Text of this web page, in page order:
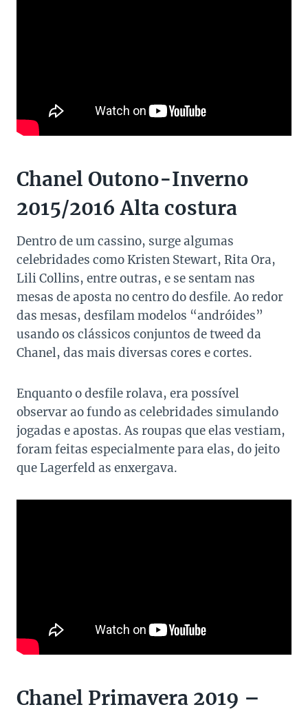
Chanel Outono-Inverno
2015/2016 Alta costura
Dentro de um cassino, surge algumas
celebridades como Kristen Stewart, Rita Ora,
Lili Collins, entre outras, e se sentam nas
mesas de aposta no centro do desfile. Ao redor
das mesas, desfilam modelos “andróides”
usando os clássicos conjuntos de tweed da
Chanel, das mais diversas cores e cortes.
Enquanto o desfile rolava, era possível
observar ao fundo as celebridades simulando
jogadas e apostas. As roupas que elas vestiam,
foram feitas especialmente para elas, do jeito
que Lagerfeld as enxergava.
Chanel Primavera 2019 –